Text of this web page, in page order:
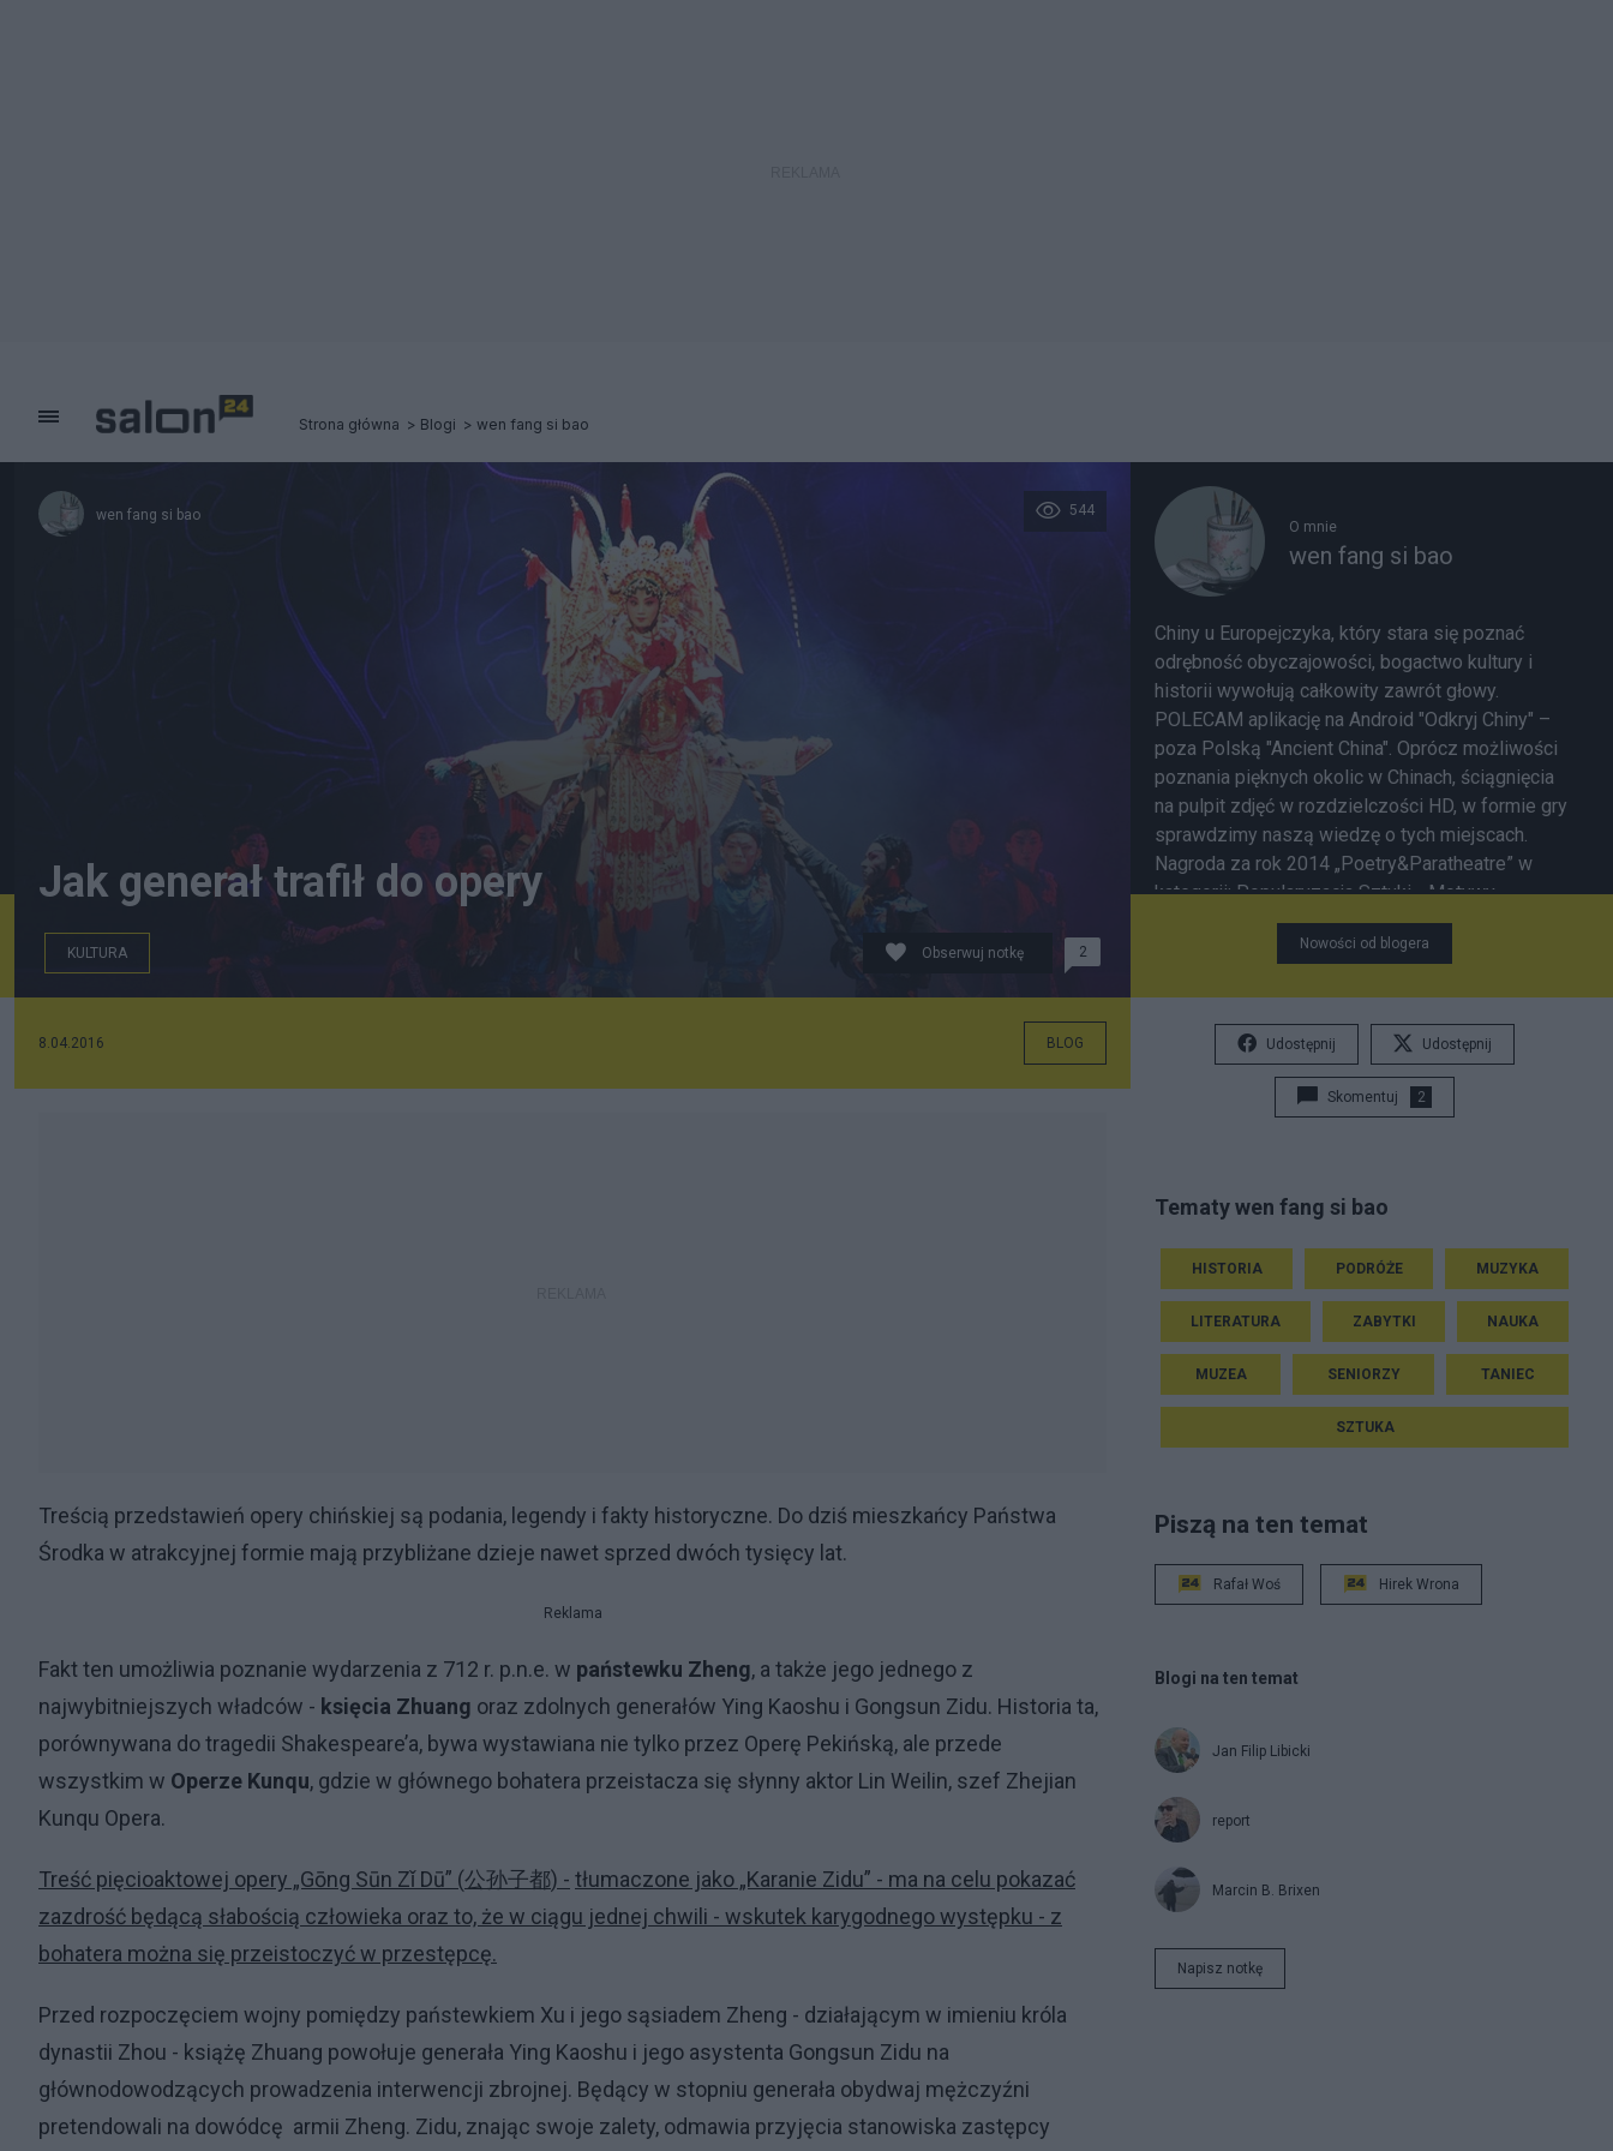
Strona główna Blogi wen fang si bao
wen fang si bao 544
Jak generał trafił do opery
KULTURA Obserwuj notkę 2
8.04.2016 BLOG
Treścią przedstawień opery chińskiej są podania, legendy i fakty historyczne. Do dziś mieszkańcy Państwa
Środka w atrakcyjnej formie mają przybliżane dzieje nawet sprzed dwóch tysięcy lat.
Reklama
Fakt ten umożliwia poznanie wydarzenia z 712 r. p.n.e. w państewku Zheng, a także jego jednego z
najwybitniejszych władców - księcia Zhuang oraz zdolnych generałów Ying Kaoshu i Gongsun Zidu. Historia ta,
porównywana do tragedii Shakespeare’a, bywa wystawiana nie tylko przez Operę Pekińską, ale przede
wszystkim w Operze Kunqu, gdzie w głównego bohatera przeistacza się słynny aktor Lin Weilin, szef Zhejian
Kunqu Opera.
Treść pięcioaktowej opery „Gōng Sūn Zǐ Dū” (公孙子都) - tłumaczone jako „Karanie Zidu” - ma na celu pokazać
zazdrość będącą słabością człowieka oraz to, że w ciągu jednej chwili - wskutek karygodnego występku - z
bohatera można się przeistoczyć w przestępcę.
Przed rozpoczęciem wojny pomiędzy państewkiem Xu i jego sąsiadem Zheng - działającym w imieniu króla
dynastii Zhou - książę Zhuang powołuje generała Ying Kaoshu i jego asystenta Gongsun Zidu na
głównodowodzących prowadzenia interwencji zbrojnej. Będący w stopniu generała obydwaj mężczyźni
pretendowali na dowódcę armii Zheng. Zidu, znając swoje zalety, odmawia przyjęcia stanowiska zastępcy
O mnie
wen fang si bao
Chiny u Europejczyka, który stara się poznać
odrębność obyczajowości, bogactwo kultury i
historii wywołują całkowity zawrót głowy.
POLECAM aplikację na Android "Odkryj Chiny" –
poza Polską "Ancient China". Oprócz możliwości
poznania pięknych okolic w Chinach, ściągnięcia
na pulpit zdjęć w rozdzielczości HD, w formie gry
sprawdzimy naszą wiedzę o tych miejscach.
Nagroda za rok 2014 „Poetry&Paratheatre” w
kategorii: Popularyzacja Sztuki - Motywy
przyrodnicze w poezji chińskiej
Nowości od blogera
Udostępnij Udostępnij
Skomentuj 2
Tematy wen fang si bao
HISTORIA PODRÓŻE MUZYKA
LITERATURA ZABYTKI NAUKA
MUZEA SENIORZY TANIEC
SZTUKA
Piszą na ten temat
Rafał Woś Hirek Wrona
Blogi na ten temat
Jan Filip Libicki
report
Marcin B. Brixen
Napisz notkę